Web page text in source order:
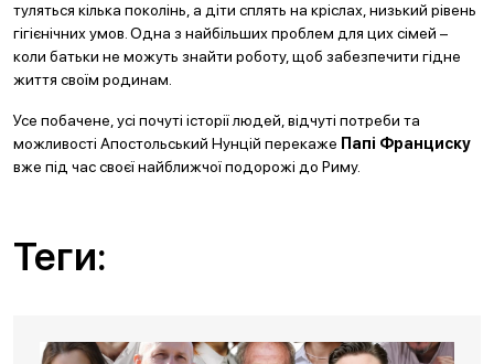
туляться кілька поколінь, а діти сплять на кріслах, низький рівень
гігієнічних умов. Одна з найбільших проблем для цих сімей –
коли батьки не можуть знайти роботу, щоб забезпечити гідне
життя своїм родинам.
Усе побачене, усі почуті історії людей, відчуті потреби та
можливості Апостольський Нунцій перекаже Папі Франциску
вже під час своєї найближчої подорожі до Риму.
Теги: